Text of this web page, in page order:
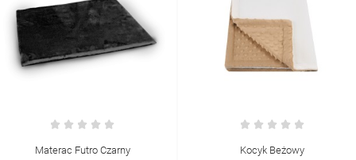
Materac Futro Czarny Kocyk Beżowy